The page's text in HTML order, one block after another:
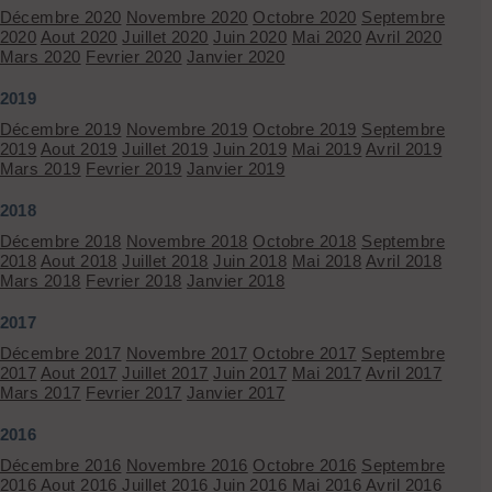
Décembre 2020 Novembre 2020 Octobre 2020 Septembre
2020 Aout 2020 Juillet 2020 Juin 2020 Mai 2020 Avril 2020
Mars 2020 Fevrier 2020 Janvier 2020
2019
Décembre 2019 Novembre 2019 Octobre 2019 Septembre
2019 Aout 2019 Juillet 2019 Juin 2019 Mai 2019 Avril 2019
Mars 2019 Fevrier 2019 Janvier 2019
2018
Décembre 2018 Novembre 2018 Octobre 2018 Septembre
2018 Aout 2018 Juillet 2018 Juin 2018 Mai 2018 Avril 2018
Mars 2018 Fevrier 2018 Janvier 2018
2017
Décembre 2017 Novembre 2017 Octobre 2017 Septembre
2017 Aout 2017 Juillet 2017 Juin 2017 Mai 2017 Avril 2017
Mars 2017 Fevrier 2017 Janvier 2017
2016
Décembre 2016 Novembre 2016 Octobre 2016 Septembre
2016 Aout 2016 Juillet 2016 Juin 2016 Mai 2016 Avril 2016